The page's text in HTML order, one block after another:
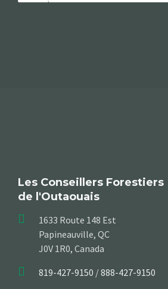
Les Conseillers Forestiers
de l'Outaouais
1633 Route 148 Est
Papineauville, QC
J0V 1R0, Canada
819-427-9150 /888-427-9150